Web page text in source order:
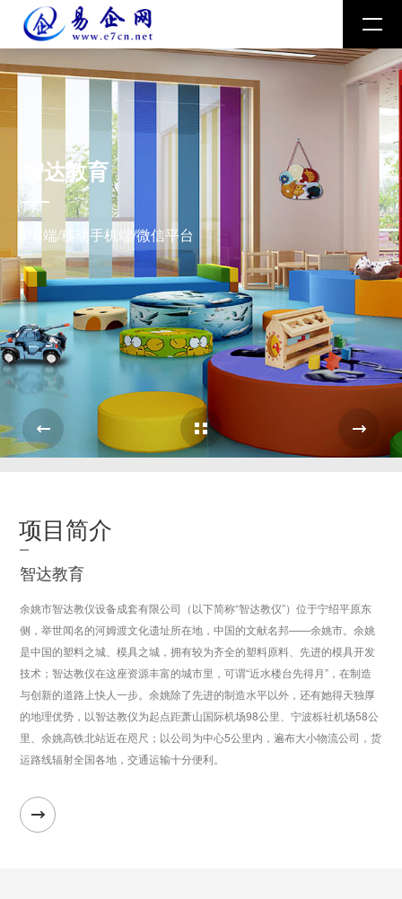
智达教育
PC端/移动手机端/微信平台
项目简介
智达教育
余姚市智达教仪设备成套有限公司（以下简称“智达教仪”）位于宁绍平原东
侧，举世闻名的河姆渡文化遗址所在地，中国的文献名邦——余姚市。余姚
是中国的塑料之城、模具之城，拥有较为齐全的塑料原料、先进的模具开发
技术；智达教仪在这座资源丰富的城市里，可谓“近水楼台先得月”，在制造
与创新的道路上快人一步。余姚除了先进的制造水平以外，还有她得天独厚
的地理优势，以智达教仪为起点距萧山国际机场98公里、宁波栎社机场58公
里、余姚高铁北站近在咫尺；以公司为中心5公里内，遍布大小物流公司，货
运路线辐射全国各地，交通运输十分便利。